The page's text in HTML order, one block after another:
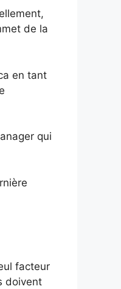
de la
en tant
qui
facteur
doivent